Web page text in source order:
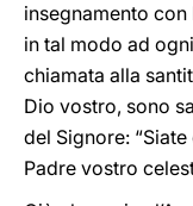
insegnamento
in tal modo ad
chiamata alla
Dio vostro, sono
del Signore:
Padre vostro